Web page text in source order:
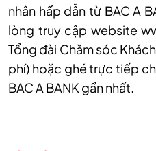
nhân hấp dẫn từ BAC A
lòng truy cập website
Tổng đài Chăm sóc
phí) hoặc ghé trực tiếp
BAC A BANK gần nhất.